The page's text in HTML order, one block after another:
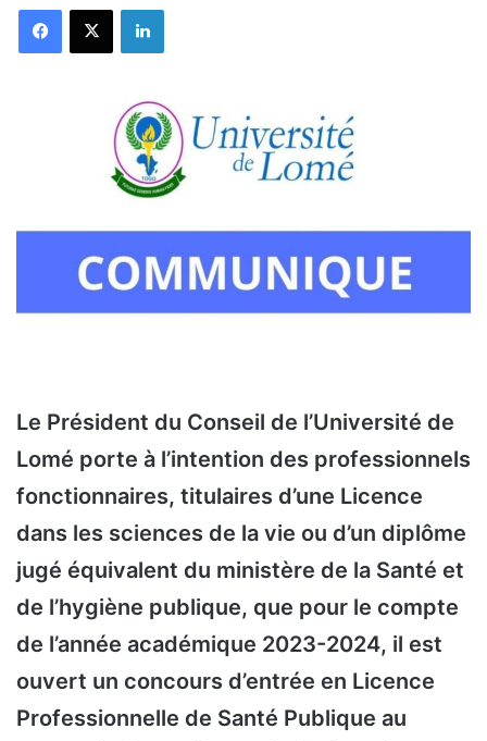
FacebookX Linkedin
Le Président du Conseil de l’Université de
Lomé porte à l’intention des professionnels
fonctionnaires, titulaires d’une Licence
dans les sciences de la vie ou d’un diplôme
jugé équivalent du ministère de la Santé et
de l’hygiène publique, que pour le compte
de l’année académique 2023-2024, il est
ouvert un concours d’entrée en Licence
Professionnelle de Santé Publique au